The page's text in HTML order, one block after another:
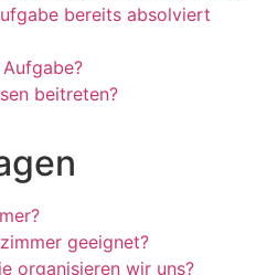
bereits absolviert
beitreten?
geeignet?
organisieren wir uns?